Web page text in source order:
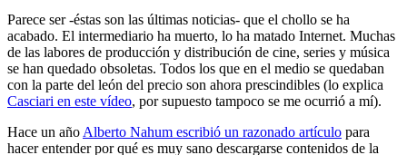
Parece ser -éstas son las últimas noticias- que el chollo se ha
acabado. El intermediario ha muerto, lo ha matado Internet. Muchas
de las labores de producción y distribución de cine, series y música
se han quedado obsoletas. Todos los que en el medio se quedaban
con la parte del león del precio son ahora prescindibles (lo explica
Casciari en este vídeo, por supuesto tampoco se me ocurrió a mí).
Hace un año Alberto Nahum escribió un razonado artículo para
hacer entender por qué es muy sano descargarse contenidos de la